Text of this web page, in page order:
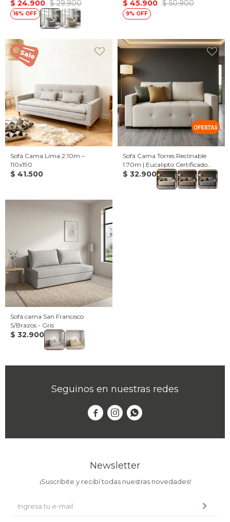
$ 24.900 $ 29.900
16
Eucaliptus | Cama Auxiliar
Incluida
$ 45.900 $ 50.900
9
Sofá Cama Lima 2.10m –
110x190
$ 41.500
Sofá Cama Torres Reclinable
1.70m | Eucalipto Certificado
CARB | Cama 1.90x1.40m -
$ 32.900
Sofá cama San Francisco
S/Brazos - Gris
$ 32.900
Seguinos en nuestras redes
  
Newsletter
¡Suscribite y recibí todas nuestras novedades!